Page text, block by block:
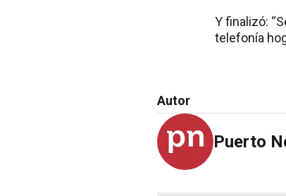
Y finalizó:
telefonía
Autor
Puerto